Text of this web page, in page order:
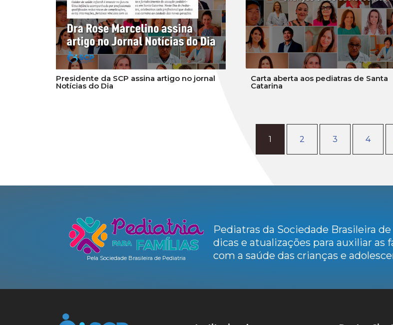
Presidente da SCP assina artigo no jornal
Notícias do Dia
Carta aberta aos pediatras de Santa
Catarina
1 2 3 4
Pela Sociedade Brasileira de Pediatria
Pediatras da Sociedade Brasileira
dicas e atualizações para auxiliar as
com a saúde das crianças e